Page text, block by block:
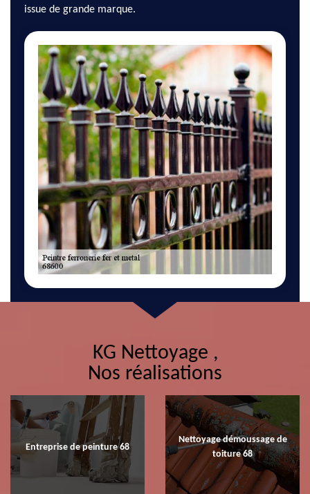
issue de grande marque.
KG Nettoyage ,
Nos réalisations
Entreprise de peinture 68
Nettoyage démoussage de
toiture 68